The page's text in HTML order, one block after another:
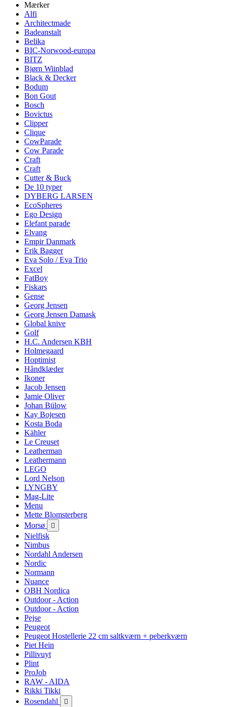
Mærker
Alfi
Architectmade
Badeanstalt
Belika
BIC-Norwood-europa
BITZ
Bjørn Wiinblad
Black & Decker
Bodum
Bon Gout
Bosch
Bovictus
Clipper
Clique
CowParade
Cow Parade
Craft
Craft
Cutter & Buck
De 10 typer
DYBERG LARSEN
EcoSpheres
Ego Design
Elefant parade
Elvang
Empir Danmark
Erik Bagger
Eva Solo / Eva Trio
Excel
FatBoy
Fiskars
Gense
Georg Jensen
Georg Jensen Damask
Global knive
Golf
H.C. Andersen KBH
Holmegaard
Hoptimist
Håndklæder
Ikoner
Jacob Jensen
Jamie Oliver
Johan Bülow
Kay Bojesen
Kosta Boda
Kähler
Le Creuset
Leatherman
Leathermann
LEGO
Lord Nelson
LYNGBY
Mag-Lite
Menu
Mette Blomsterberg
Morsø

Nielfisk
Nimbus
Nordahl Andersen
Nordic
Normann
Nuance
OBH Nordica
Outdoor - Action
Outdoor - Action
Pejse
Peugeot
Peugeot Hostellerie 22 cm saltkværn + peberkværn
Piet Hein
Pillivuyt
Plint
ProJob
RAW - AIDA
Rikki Tikki
Rosendahl
